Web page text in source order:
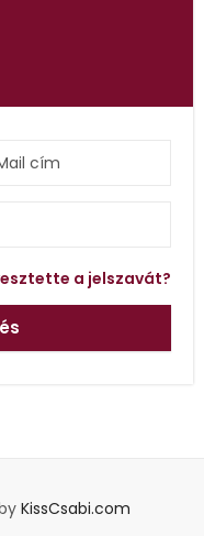
a jelszavát?
KissCsabi.com